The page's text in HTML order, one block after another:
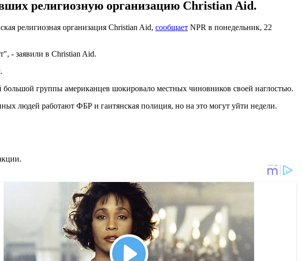
религиозную организацию Christian Aid.
религиозная организация Christian Aid, сообщает NPR в понедельник, 22
- заявили в Christian Aid.
большой группы американцев шокировало местных чиновников своей наглостью.
людей работают ФБР и гаитянская полиция, но на это могут уйти недели.